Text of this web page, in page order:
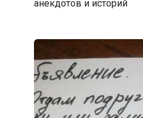
анекдотов и историй